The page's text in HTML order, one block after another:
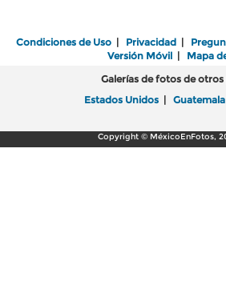
Condiciones de Uso | Privacidad |
Versión Móvil| Mapa
Galerías de fotos de otros
Estados Unidos | Guatemala
Copyright © MéxicoEnFotos,